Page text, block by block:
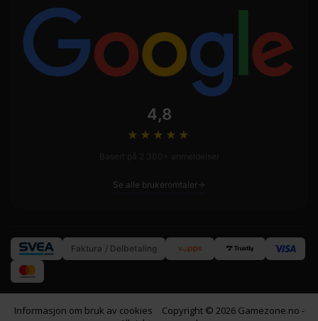
4,8
★★★★ ★
Se alle brukeromtaler
Faktura / Delbetaling
Informasjon om bruk av cookies
Copyright © 2026 Gamezone.no -